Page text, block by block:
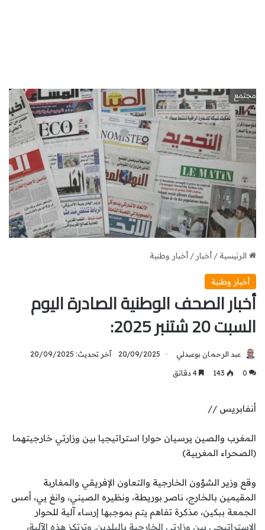
الرئيسية/ أخبار / أخبار وطنية
أخبار وطنية
أخبار الصحف الوطنية الصادرة اليوم
السبت 20 شتنبر 2025:
عبد الرحمان بوعبدلي 20/09/2025 آخر تحديث: 20/09/2025
0
143
أنفابريس //
المغرب والصين يرسيان حوارا استراتيجيا بين وزارتي خارجيتهما
(الصحراء المغربية)
وقع وزير الشؤون الخارجية والتعاون الإفريقي والمغاربة
المقيمين بالخارج، ناصر بوريطة، ونظيره الصيني، وانغ يي، أمس
الجمعة ببكين، مذكرة تفاهم يتم بموجبها إرساء آلية للحوار
الاستراتيجي بين وزارتي الخارجية بالبلدين. وترتكز هذه الآلية،